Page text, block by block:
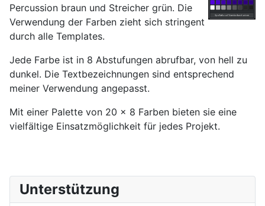
Percussion braun und Streicher grün. Die
Verwendung der Farben zieht sich stringent
durch alle Templates.
Jede Farbe ist in 8 Abstufungen abrufbar, von hell zu
dunkel. Die Textbezeichnungen sind entsprechend
meiner Verwendung angepasst.
Mit einer Palette von 20 x 8 Farben bieten sie eine
vielfältige Einsatzmöglichkeit für jedes Projekt.
Unterstützung